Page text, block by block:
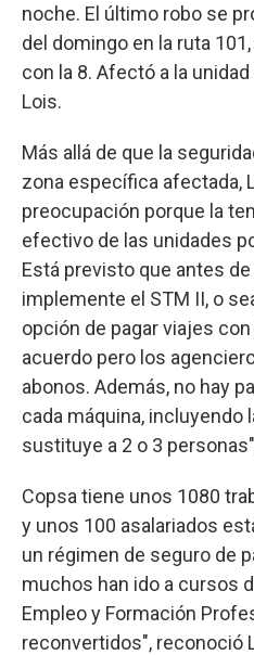
noche. El último robo se
del domingo en la ruta
con la 8. Afectó a la
Lois.
Más allá de que la
zona específica afectada,
preocupación porque la
efectivo de las unidades
Está previsto que antes
implemente el STM II, o
opción de pagar viajes
acuerdo pero los
abonos. Además, no hay
cada máquina, incluyendo
sustituye a 2 o 3
Copsa tiene unos 1080
y unos 100 asalariados
un régimen de seguro de
muchos han ido a cursos
Empleo y Formación
reconvertidos", reconoció